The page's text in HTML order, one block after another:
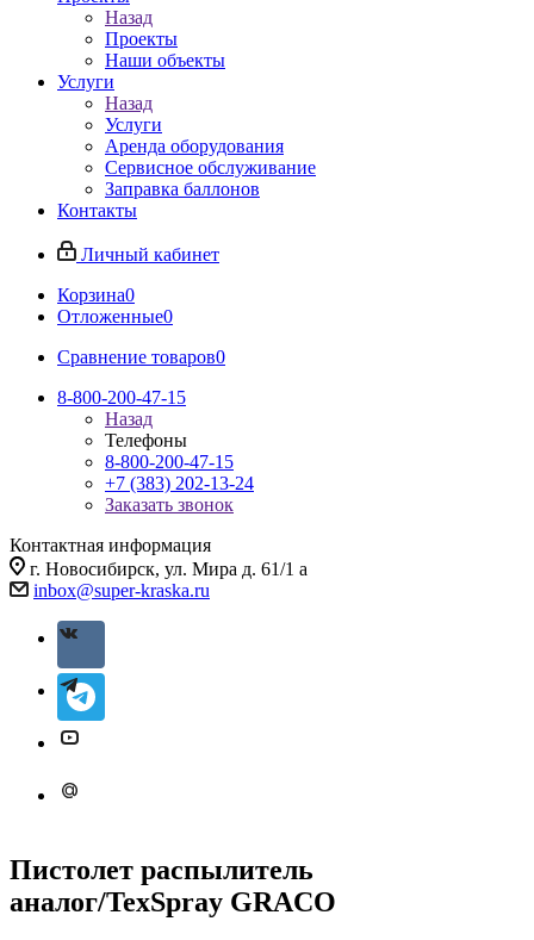
Назад
Проекты
Наши объекты
Услуги
Назад
Услуги
Аренда оборудования
Сервисное обслуживание
Заправка баллонов
Контакты
Личный кабинет
Корзина0
Отложенные0
Сравнение товаров0
8-800-200-47-15
Назад
Телефоны
8-800-200-47-15
+7 (383) 202-13-24
Заказать звонок
Контактная информация
г. Новосибирск, ул. Мира д. 61/1 а
inbox@super-kraska.ru
Пистолет распылитель
аналог/TexSpray GRACO